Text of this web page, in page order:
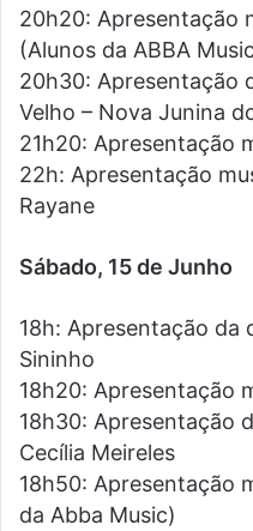
20h20: Apresentação
(Alunos da ABBA
20h30: Apresentação
Velho – Nova Junina
21h20: Apresentação
22h: Apresentação
Rayane
Sábado, 15 de Junho
18h: Apresentação da
Sininho
18h20: Apresentação
18h30: Apresentação
Cecília Meireles
18h50: Apresentação
da Abba Music)